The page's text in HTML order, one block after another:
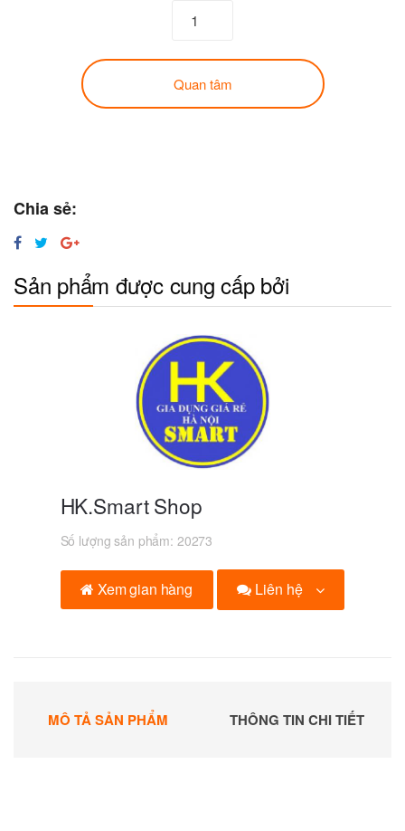
Quan tâm
Chia sẻ:
Sản phẩm được cung cấp bởi
HK.Smart Shop
Số lượng sản phẩm: 20273
Xem gian hàng Liên hệ
MÔ TẢ SẢN PHẨM THÔNG TIN CHI TIẾT